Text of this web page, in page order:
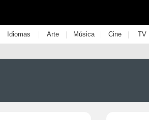
Idiomas | Arte | Música | Cine | TV